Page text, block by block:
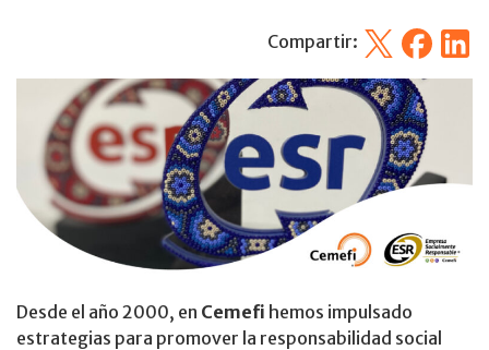
Compartir: X Facebook
Desde el año 2000, en Cemefi hemos impulsado
estrategias para promover la responsabilidad social